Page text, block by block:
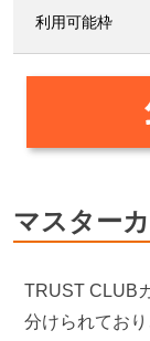
利用可能枠
マスター
TRUST CLUB
分けられてお